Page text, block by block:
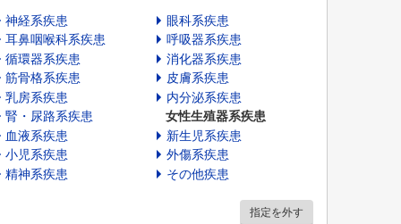
神経系疾患
眼科系疾患
耳鼻咽喉科系疾患
呼吸器系疾患
循環器系疾患
消化器系疾患
筋骨格系疾患
皮膚系疾患
乳房系疾患
内分泌系疾患
腎・尿路系疾患
女性生殖器系疾患
血液系疾患
新生児系疾患
小児系疾患
外傷系疾患
精神系疾患
その他疾患
指定を外す